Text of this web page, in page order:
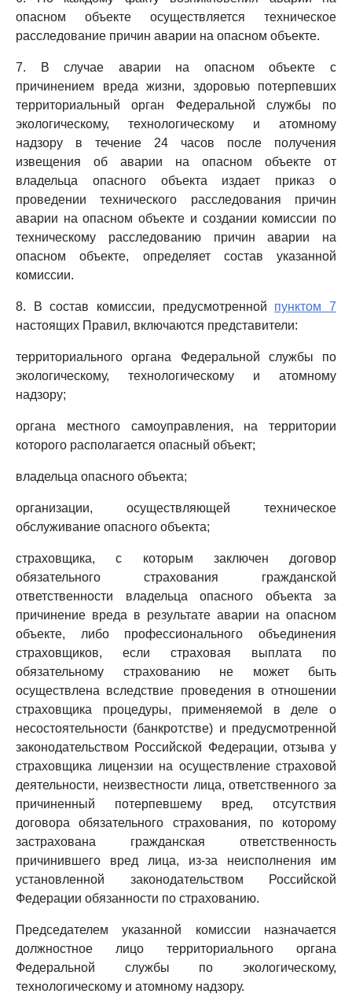
опасном объекте осуществляется техническое
расследование причин аварии на опасном объекте.
7. В случае аварии на опасном объекте с
причинением вреда жизни, здоровью потерпевших
территориальный орган Федеральной службы по
экологическому, технологическому и атомному
надзору в течение 24 часов после получения
извещения об аварии на опасном объекте от
владельца опасного объекта издает приказ о
проведении технического расследования причин
аварии на опасном объекте и создании комиссии по
техническому расследованию причин аварии на
опасном объекте, определяет состав указанной
комиссии.
8. В состав комиссии, предусмотренной пунктом 7
настоящих Правил, включаются представители:
территориального органа Федеральной службы по
экологическому, технологическому и атомному
надзору;
органа местного самоуправления, на территории
которого располагается опасный объект;
владельца опасного объекта;
организации, осуществляющей техническое
обслуживание опасного объекта;
страховщика, с которым заключен договор
обязательного страхования гражданской
ответственности владельца опасного объекта за
причинение вреда в результате аварии на опасном
объекте, либо профессионального объединения
страховщиков, если страховая выплата по
обязательному страхованию не может быть
осуществлена вследствие проведения в отношении
страховщика процедуры, применяемой в деле о
несостоятельности (банкротстве) и предусмотренной
законодательством Российской Федерации, отзыва у
страховщика лицензии на осуществление страховой
деятельности, неизвестности лица, ответственного за
причиненный потерпевшему вред, отсутствия
договора обязательного страхования, по которому
застрахована гражданская ответственность
причинившего вред лица, из-за неисполнения им
установленной законодательством Российской
Федерации обязанности по страхованию.
Председателем указанной комиссии назначается
должностное лицо территориального органа
Федеральной службы по экологическому,
технологическому и атомному надзору.